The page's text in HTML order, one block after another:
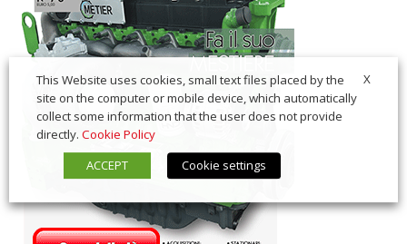
X
This Website uses cookies, small text files placed by the
site on the computer or mobile device, which automatically
collect some information that the user does not provide
directly. Cookie Policy
ACCEPT
Cookie settings